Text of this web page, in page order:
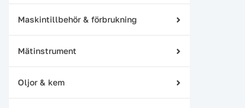
Maskintillbehör & förbrukning
Mätinstrument
Oljor & kem